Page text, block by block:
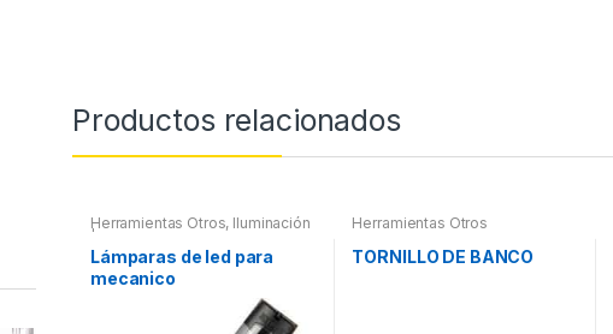
Productos relacionados
Herramientas Otros, Iluminación
| Linternas Led
Lámparas de led para
mecanico
Herramientas Otros
TORNILLO DE BANCO